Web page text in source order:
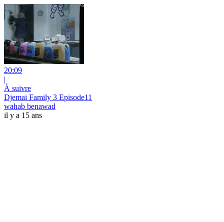
20:09
|
À suivre
Djemai Family 3 Episode11
wahab benawad
il y a 15 ans